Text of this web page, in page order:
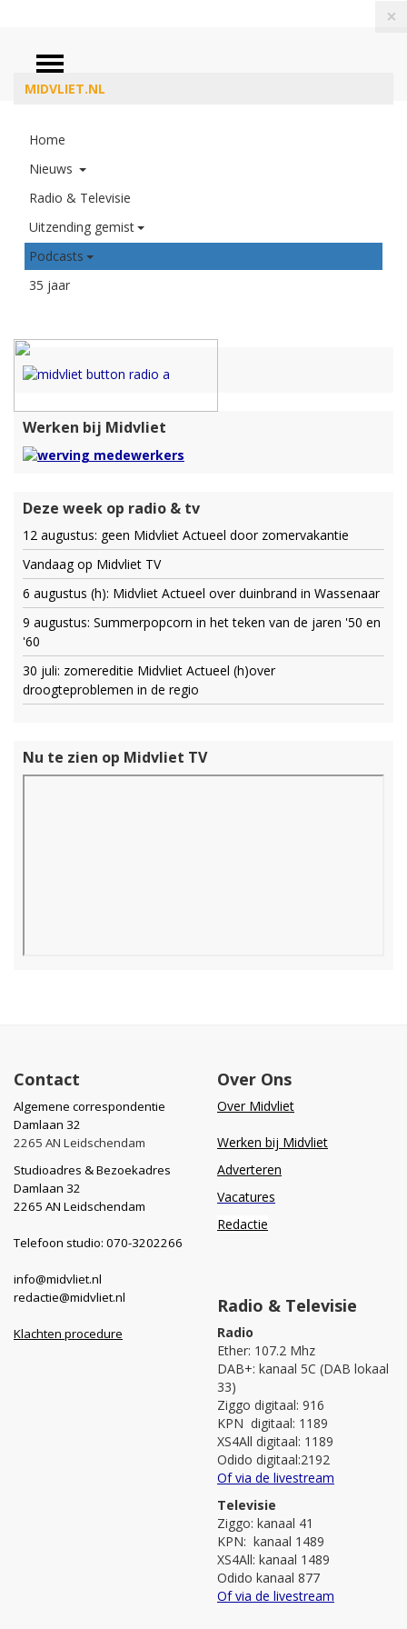
MIDVLIET.NL
×
Home
Nieuws
Radio & Televisie
Uitzending gemist
Podcasts
35 jaar
Column burgemeester Vroom: Op
pad en op huis aan
Column 12: op pad en op huis aan
Werken bij Midvliet
Deze week op radio & tv
12 augustus: geen Midvliet Actueel door zomervakantie
Vandaag op Midvliet TV
6 augustus (h): Midvliet Actueel over duinbrand in Wassenaar
9 augustus: Summerpopcorn in het teken van de jaren '50 en
'60
30 juli: zomereditie Midvliet Actueel (h)over
droogteproblemen in de regio
Nu te zien op Midvliet TV
Contact
Algemene correspondentie
Damlaan 32
2265 AN Leidschendam
Studioadres & Bezoekadres
Damlaan 32
2265 AN Leidschendam
Telefoon studio: 070-3202266
info@midvliet.nl
redactie@midvliet.nl
Klachten procedure
Over Ons
Over Midvliet
Werken bij Midvliet
Adverteren
Vacatures
Redactie
Radio & Televisie
Radio
Ether: 107.2 Mhz
DAB+: kanaal 5C (DAB lokaal
33)
Ziggo digitaal: 916
KPN digitaal: 1189
XS4All digitaal: 1189
Odido digitaal:2192
Of via de livestream
Televisie
Ziggo: kanaal 41
KPN: kanaal 1489
XS4All: kanaal 1489
Odido kanaal 877
Of via de livestream